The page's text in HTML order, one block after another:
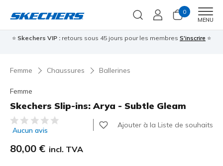
0
MENU
⭐ Skechers VIP : retours sous 45 jours pour les membres S'inscrire ⭐
Femme Chaussures Ballerines
Femme
Skechers Slip-ins: Arya - Subtle Gleam
Évaluation client 5 sur 5
Aucun avis
Ajouter à la Liste de souhaits
80,00 € incl. TVA